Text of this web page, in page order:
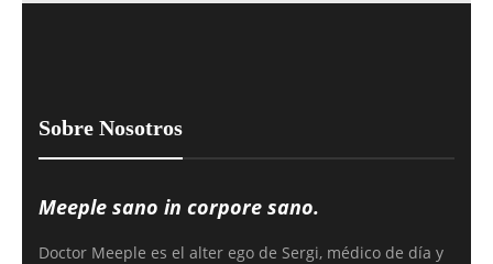
Sobre Nosotros
Meeple sano in corpore sano.
Doctor Meeple es el alter ego de Sergi, médico de día y